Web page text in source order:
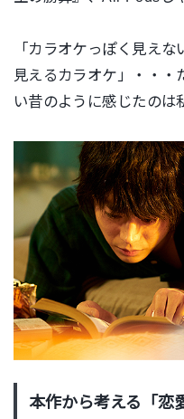
「カラオケっぽく見え
見えるカラオケ」・・・
い昔のように感じたのは
本作から考える「恋